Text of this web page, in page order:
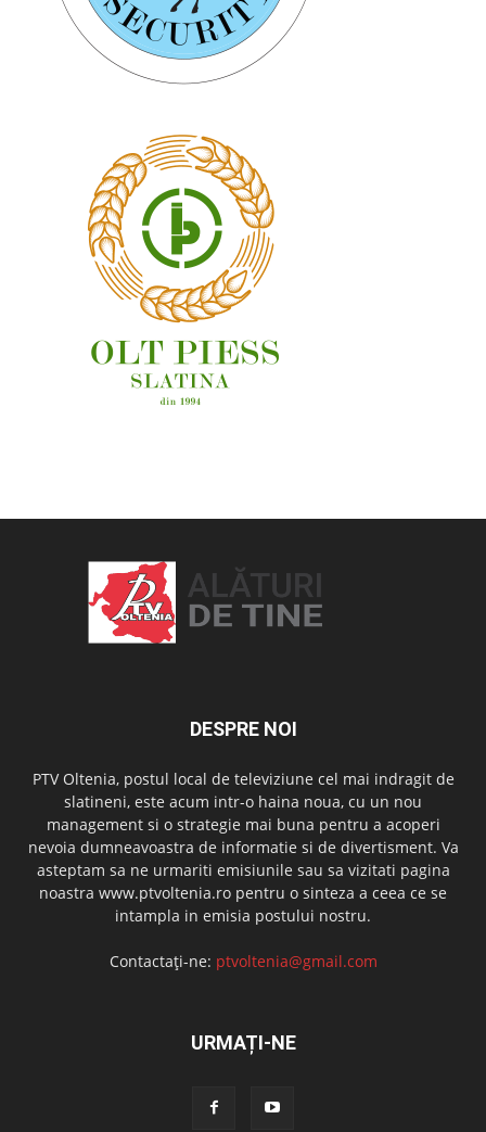
DESPRE NOI
PTV Oltenia, postul local de televiziune cel mai indragit de
slatineni, este acum intr-o haina noua, cu un nou
management si o strategie mai buna pentru a acoperi
nevoia dumneavoastra de informatie si de divertisment. Va
asteptam sa ne urmariti emisiunile sau sa vizitati pagina
noastra www.ptvoltenia.ro pentru o sinteza a ceea ce se
intampla in emisia postului nostru.
Contactați-ne: ptvoltenia@gmail.com
URMAȚI-NE